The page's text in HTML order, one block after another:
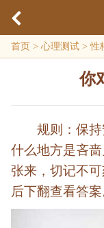
首页 > 心理测试 >性
你
规则：保
什么地方是吝
张来，切记不
后下翻查看答案